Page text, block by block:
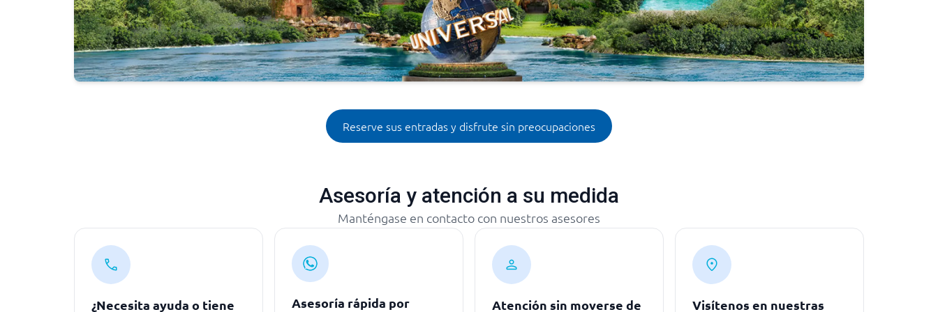
Reserve sus entradas y disfrute sin preocupaciones
Asesoría y atención a su medida
Manténgase en contacto con nuestros asesores
¿Necesita ayuda o tiene Asesoría rápida por Atención sin moverse de Visítenos en nuestras